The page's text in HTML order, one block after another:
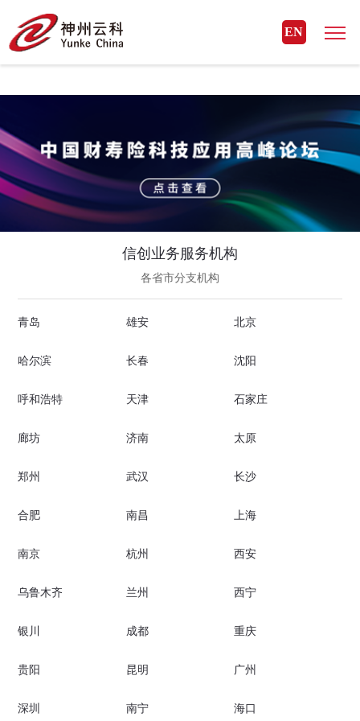
MK体育(国际)官方网站
EN
信创业务服务机构
各省市分支机构
青岛 雄安 北京
哈尔滨 长春 沈阳
呼和浩特 天津 石家庄
廊坊 济南 太原
郑州 武汉 长沙
合肥 南昌 上海
南京 杭州 西安
乌鲁木齐 兰州 西宁
银川 成都 重庆
贵阳 昆明 广州
深圳 南宁 海口